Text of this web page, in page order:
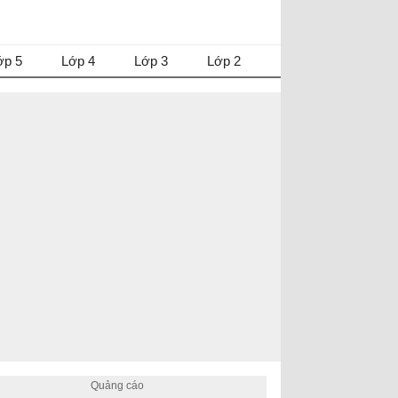
5 Lớp 4 Lớp 3 Lớp 2